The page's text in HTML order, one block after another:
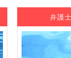
弁護